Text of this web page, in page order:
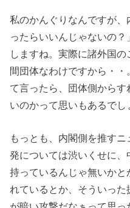
私のかんぐりなんですが
ったらいいんじゃないの
しますね。実際に諸外国
間団体なわけですから・
て言ったら、団体側から
いのかって思いもあるでし
もっとも、内閣側を推す
発については渋いくせに
持っているんじゃ無いか
れているとか、そういっ